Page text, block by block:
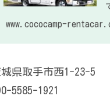
www.cococamp-
県取手市西1-23-5
5585-1921